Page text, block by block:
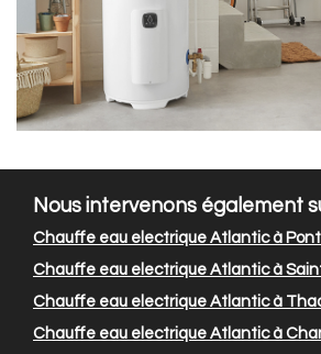
Nous intervenons également
Chauffe eau electrique Atlantic à Pont
Chauffe eau electrique Atlantic à
Chauffe eau electrique Atlantic à
Chauffe eau electrique Atlantic à